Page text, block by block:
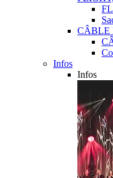
CÂBLE
Infos
Infos